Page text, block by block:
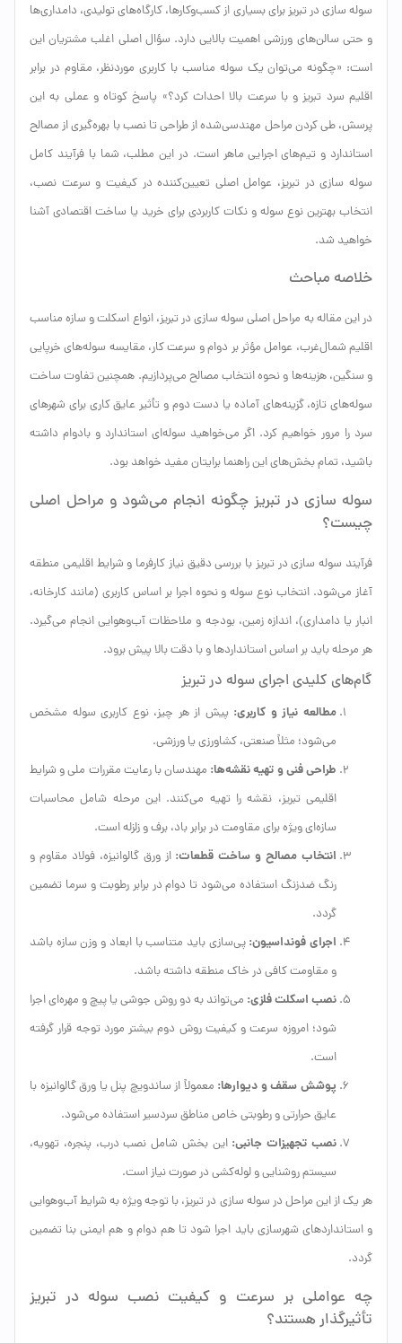
سوله سازی در تبریز برای بسیاری از کسب‌وکارها، کارگاه‌های تولیدی، دامداری‌ها
و حتی سالن‌های ورزشی اهمیت بالایی دارد. سؤال اصلی اغلب مشتریان این
است: «چگونه می‌توان یک سوله مناسب با کاربری موردنظر، مقاوم در برابر
اقلیم سرد تبریز و با سرعت بالا احداث کرد؟» پاسخ کوتاه و عملی به این
پرسش، طی کردن مراحل مهندسی‌شده از طراحی تا نصب با بهره‌گیری از مصالح
استاندارد و تیم‌های اجرایی ماهر است. در این مطلب، شما با فرآیند کامل
سوله سازی در تبریز، عوامل اصلی تعیین‌کننده در کیفیت و سرعت نصب،
انتخاب بهترین نوع سوله و نکات کاربردی برای خرید یا ساخت اقتصادی آشنا
خواهید شد.
خلاصه مباحث
در این مقاله به مراحل اصلی سوله سازی در تبریز، انواع اسکلت و سازه مناسب
اقلیم شمال‌غرب، عوامل مؤثر بر دوام و سرعت کار، مقایسه سوله‌های خرپایی
و سنگین، هزینه‌ها و نحوه انتخاب مصالح می‌پردازیم. همچنین تفاوت ساخت
سوله‌های تازه، گزینه‌های آماده یا دست دوم و تأثیر عایق کاری برای شهرهای
سرد را مرور خواهیم کرد. اگر می‌خواهید سوله‌ای استاندارد و بادوام داشته
باشید، تمام بخش‌های این راهنما برایتان مفید خواهد بود.
سوله سازی در تبریز چگونه انجام می‌شود و مراحل اصلی
چیست؟
فرآیند سوله سازی در تبریز با بررسی دقیق نیاز کارفرما و شرایط اقلیمی منطقه
آغاز می‌شود. انتخاب نوع سوله و نحوه اجرا بر اساس کاربری (مانند کارخانه،
انبار یا دامداری)، اندازه زمین، بودجه و ملاحظات آب‌وهوایی انجام می‌گیرد.
هر مرحله باید بر اساس استانداردها و با دقت بالا پیش برود.
گام‌های کلیدی اجرای سوله در تبریز
مطالعه نیاز و کاربری: پیش از هر چیز، نوع کاربری سوله مشخص
می‌شود؛ مثلاً صنعتی، کشاورزی یا ورزشی.
طراحی فنی و تهیه نقشه‌ها: مهندسان با رعایت مقررات ملی و شرایط
اقلیمی تبریز، نقشه را تهیه می‌کنند. این مرحله شامل محاسبات
سازه‌ای ویژه برای مقاومت در برابر باد، برف و زلزله است.
انتخاب مصالح و ساخت قطعات: از ورق گالوانیزه، فولاد مقاوم و
رنگ ضدزنگ استفاده می‌شود تا دوام در برابر رطوبت و سرما تضمین
گردد.
اجرای فونداسیون: پی‌سازی باید متناسب با ابعاد و وزن سازه باشد
و مقاومت کافی در خاک منطقه داشته باشد.
نصب اسکلت فلزی: می‌تواند به دو روش جوشی یا پیچ و مهره‌ای اجرا
شود؛ امروزه سرعت و کیفیت روش دوم بیشتر مورد توجه قرار گرفته
است.
پوشش سقف و دیوارها: معمولاً از ساندویچ پنل یا ورق گالوانیزه با
عایق حرارتی و رطوبتی خاص مناطق سردسیر استفاده می‌شود.
نصب تجهیزات جانبی: این بخش شامل نصب درب، پنجره، تهویه،
سیستم روشنایی و لوله‌کشی در صورت نیاز است.
هر یک از این مراحل در سوله سازی در تبریز، با توجه ویژه به شرایط آب‌وهوایی
و استانداردهای شهرسازی باید اجرا شود تا هم دوام و هم ایمنی بنا تضمین
گردد.
چه عواملی بر سرعت و کیفیت نصب سوله در تبریز
تأثیرگذار هستند؟